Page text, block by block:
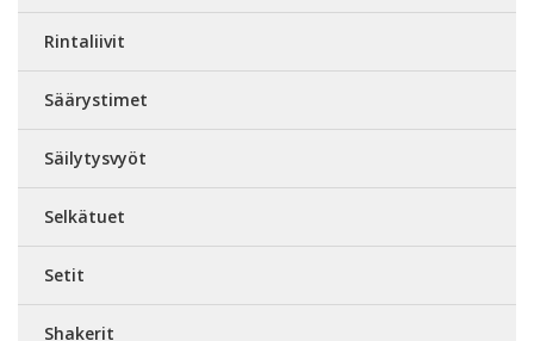
Rintaliivit
Säärystimet
Säilytysvyöt
Selkätuet
Setit
Shakerit